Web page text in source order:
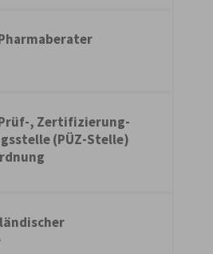
, Zertifizierung-
(PÜZ-Stelle)